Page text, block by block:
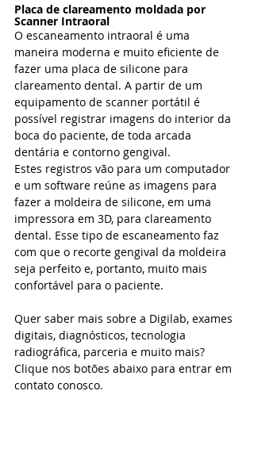
Placa de clareamento moldada por
Scanner Intraoral
O escaneamento intraoral é uma
maneira moderna e muito eficiente de
fazer uma placa de silicone para
clareamento dental. A partir de um
equipamento de scanner portátil é
possível registrar imagens do interior da
boca do paciente, de toda arcada
dentária e contorno gengival.
Estes registros vão para um computador
e um software reúne as imagens para
fazer a moldeira de silicone, em uma
impressora em 3D, para clareamento
dental. Esse tipo de escaneamento faz
com que o recorte gengival da moldeira
seja perfeito e, portanto, muito mais
confortável para o paciente.
Quer saber mais sobre a Digilab, exames
digitais, diagnósticos, tecnologia
radiográfica, parceria e muito mais?
Clique nos botões abaixo para entrar em
contato conosco.